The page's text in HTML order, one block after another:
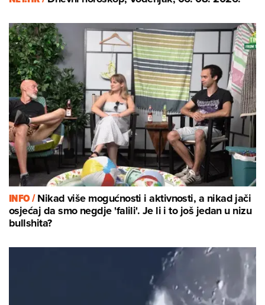
INFO /Nikad više mogućnosti i aktivnosti, a nikad jači
osjećaj da smo negdje 'falili'. Je li i to još jedan u nizu
bullshita?